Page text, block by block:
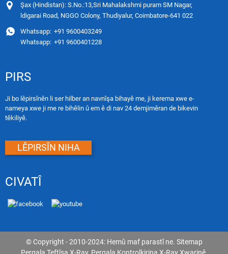
Şax (Hindistan): S.No.:13,Sri Mahalakshmi puram SM Nagar,
ldigarai Road, NGGO Colony, Thudiyalur, Coimbatore-641 022
Whatsapp: +91 9600403249
Whatsapp: +91 9600401228
PIRS
Ji bo lêpirsînên li ser hilber an navnîşa bihayê me, ji kerema xwe e-
nameya xwe ji me re bihêlin û em ê di nav 24 demjimêran de bikevin
têkiliyê.
LÊPIRSÎN NIHA
CIVATÎ
© Copyright - 2010-2024: Hemû maf parastî ne. Sitemap